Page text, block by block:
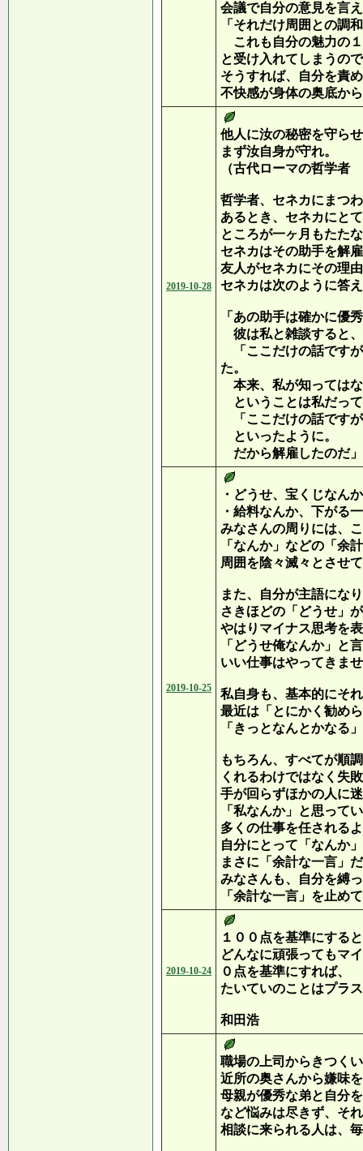
会議で自分の意見を言
「それだけ周囲との調
これも自分の魅力の
と受け入れてしまうの
そうすれば、自分を責
不快感が身体の奥底か
2019-10-28
他人に汝の秘密を守ら
まず汝自身が守れ。
（古代ローマの哲学者
哲学者、セネカにまつ
あるとき、セネカにと
ところが一ヶ月もたた
セネカはその助手を解
友人がセネカにその理
セネカは次のように答
「あの助手は確かに優
彼は私と雑談すると
「ここだけの話です
た。
本来、私が知っては
ということは私だっ
「ここだけの話です
といったように。
だから解雇したのだ」
2019-10-25
・どうせ、宝くじなん
・給料なんか、下がる
みなさんの周りには、
「なんか」などの「余
周囲を陰々滅々とさせ
また、自分が主語にな
さきほどの「どうせ」
やはりマイナス思考を
「どうせ俺なんか」と
いい仕事はやってきま
私自身も、基本的にそ
最近は「とにかく勧め
「きっとなんとかなる
もちろん、すべてが順
くれるわけではなく失
手が回らずほかの人に
「私なんか」と思って
多くの仕事を任される
自分にとって「なんか
まさに「余計な一言」
みなさんも、自分を縛
「余計な一言」を止め
2019-10-24
１００点を基準にする
どんなに頑張ってもマ
０点を基準にすれば、
たいていのことはプラ
和田浩
職場の上司からきつく
近所の奥さんから嫌味
母親が優秀な弟と自分
など悩みは尽きず、そ
相談に来られる人は、